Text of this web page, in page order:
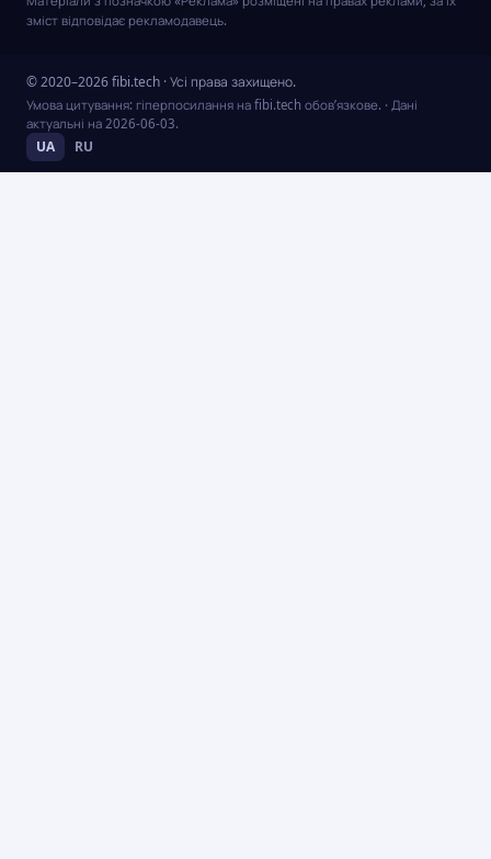
зміст відповідає рекламодавець.
© 2020–2026 fibi.tech · Усі права захищено.
Умова цитування: гіперпосилання на fibi.tech обов’язкове. · Дані
актуальні на 2026-06-03.
UA RU